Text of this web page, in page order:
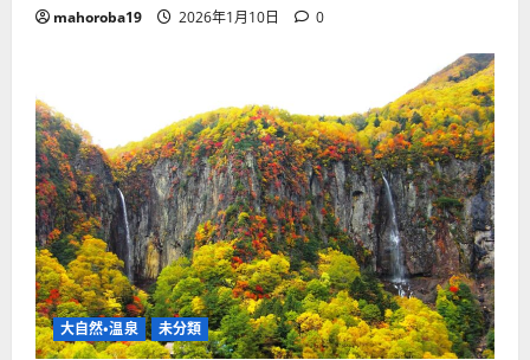
mahoroba19 2026年1月10日 0
大自然・温泉 未分類